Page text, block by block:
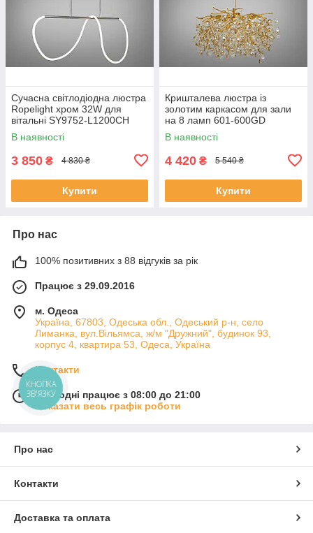
Сучасна світлодіодна люстра
Ropelight хром 32W для
вітальні SY9752-L1200CH
В наявності
3 850 ₴ 4 830 ₴
Купити
Кришталева люстра із
золотим каркасом для зали
на 8 ламп 601-600GD
В наявності
4 420 ₴ 5 540 ₴
Купити
Про нас
100% позитивних з 88 відгуків за рік
Працює з 29.09.2016
м. Одеса
Україна, 67803, Одеська обл., Одеський р-н, село
Лиманка, вул.Вільямса, ж/м "Дружний", будинок 93,
корпус 4, квартира 53, Одеса, Україна
Контакти
Сьогодні працює з 08:00 до 21:00
Показати весь графік роботи
Про нас
Контакти
Доставка та оплата
КНОПКА
ЗВ'ЯЗКУ